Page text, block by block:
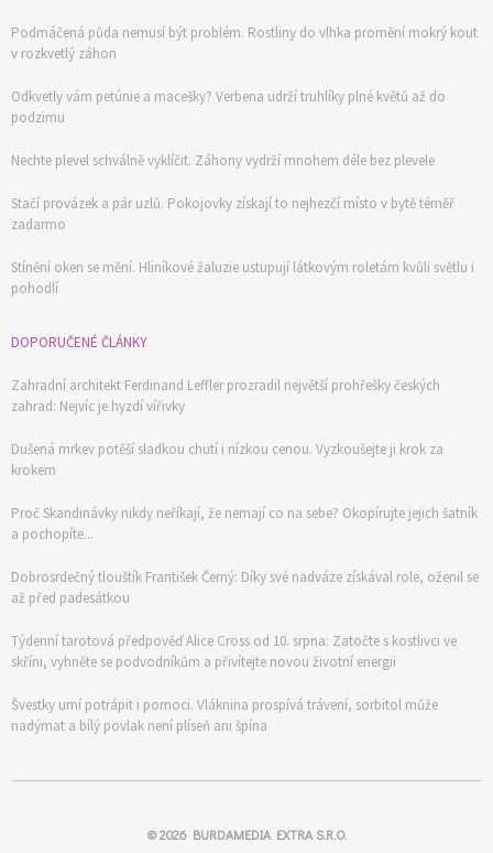
Podmáčená půda nemusí být problém. Rostliny do vlhka promění mokrý kout
v rozkvetlý záhon
Odkvetly vám petúnie a macešky? Verbena udrží truhlíky plné květů až do
podzimu
Nechte plevel schválně vyklíčit. Záhony vydrží mnohem déle bez plevele
Stačí provázek a pár uzlů. Pokojovky získají to nejhezčí místo v bytě téměř
zadarmo
Stínění oken se mění. Hliníkové žaluzie ustupují látkovým roletám kvůli světlu i
pohodlí
DOPORUČENÉ ČLÁNKY
Zahradní architekt Ferdinand Leffler prozradil největší prohřešky českých
zahrad: Nejvíc je hyzdí vířivky
Dušená mrkev potěší sladkou chutí i nízkou cenou. Vyzkoušejte ji krok za
krokem
Proč Skandinávky nikdy neříkají, že nemají co na sebe? Okopírujte jejich šatník
a pochopíte...
Dobrosrdečný tlouštík František Černý: Díky své nadváze získával role, oženil se
až před padesátkou
Týdenní tarotová předpověď Alice Cross od 10. srpna: Zatočte s kostlivci ve
skříni, vyhněte se podvodníkům a přivítejte novou životní energii
Švestky umí potrápit i pomoci. Vláknina prospívá trávení, sorbitol může
nadýmat a bílý povlak není plíseň ani špína
© 2026 BURDAMEDIA EXTRA S.R.O.